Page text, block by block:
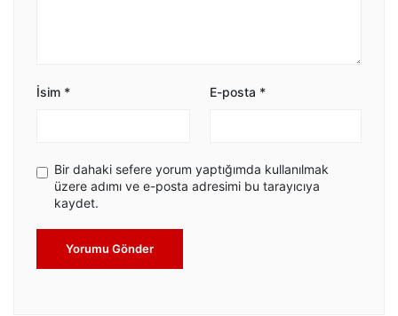
İsim * E-posta *
Bir dahaki sefere yorum yaptığımda kullanılmak
üzere adımı ve e-posta adresimi bu tarayıcıya
kaydet.
Yorumu Gönder